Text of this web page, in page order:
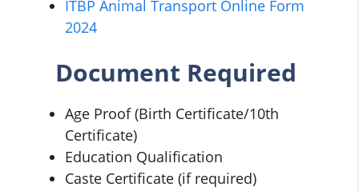
ITBP Animal Transport Online Form
2024
Document Required
Age Proof (Birth Certificate/10th
Certificate)
Education Qualification
Caste Certificate (if required)